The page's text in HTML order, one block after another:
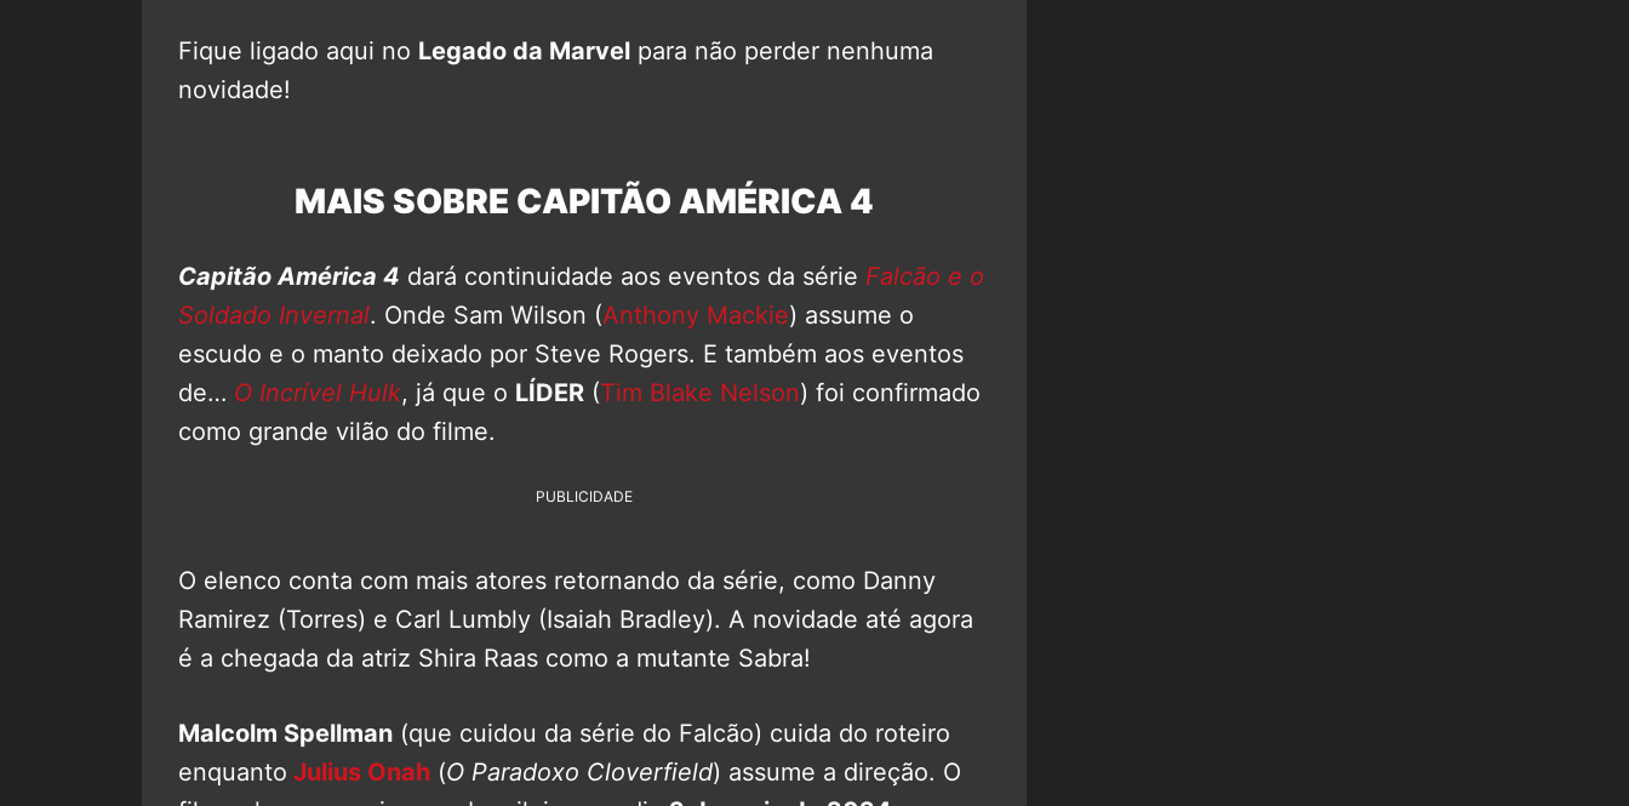
Fique ligado aqui no Legado da Marvel para não perder nenhuma
novidade!
MAIS SOBRE CAPITÃO AMÉRICA 4
Capitão América 4 dará continuidade aos eventos da série Falcão e o
Soldado Invernal. Onde Sam Wilson (Anthony Mackie) assume o
escudo e o manto deixado por Steve Rogers. E também aos eventos
de… O Incrível Hulk, já que o LÍDER (Tim Blake Nelson) foi confirmado
como grande vilão do filme.
PUBLICIDADE
O elenco conta com mais atores retornando da série, como Danny
Ramirez (Torres) e Carl Lumbly (Isaiah Bradley). A novidade até agora
é a chegada da atriz Shira Raas como a mutante Sabra!
Malcolm Spellman (que cuidou da série do Falcão) cuida do roteiro
enquanto Julius Onah (O Paradoxo Cloverfield) assume a direção. O